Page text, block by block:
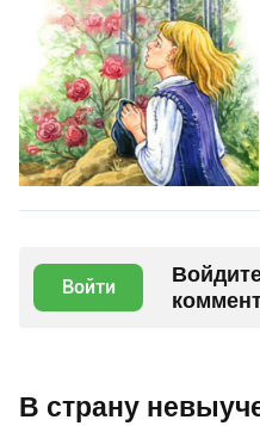
Войти
В страну